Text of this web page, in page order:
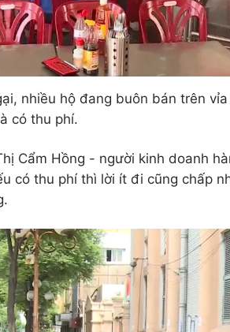
nhiều hộ đang buôn bán trên
có thu phí.
Cẩm Hồng - người kinh doanh
có thu phí thì lời ít đi cũng chấp